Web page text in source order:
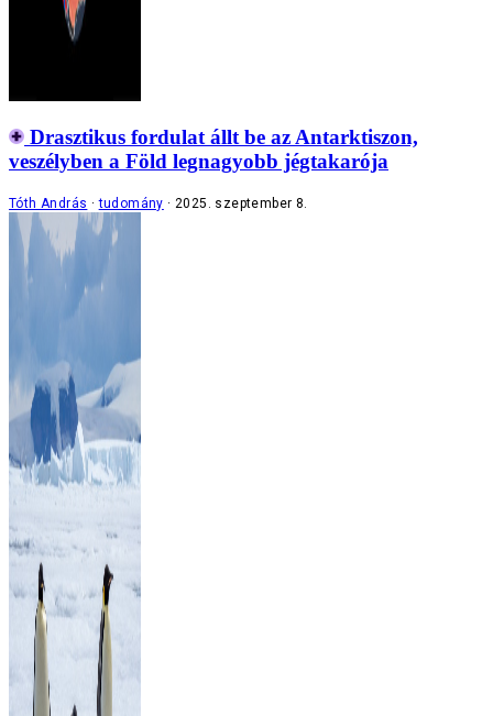
Drasztikus fordulat állt be az Antarktiszon,
veszélyben a Föld legnagyobb jégtakarója
Tóth András tudomány 2025. szeptember 8.